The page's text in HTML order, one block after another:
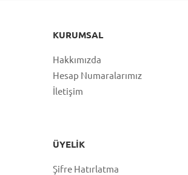
KURUMSAL
Hakkımızda
Hesap Numaralarımız
İletişim
ÜYELIK
Şifre Hatırlatma